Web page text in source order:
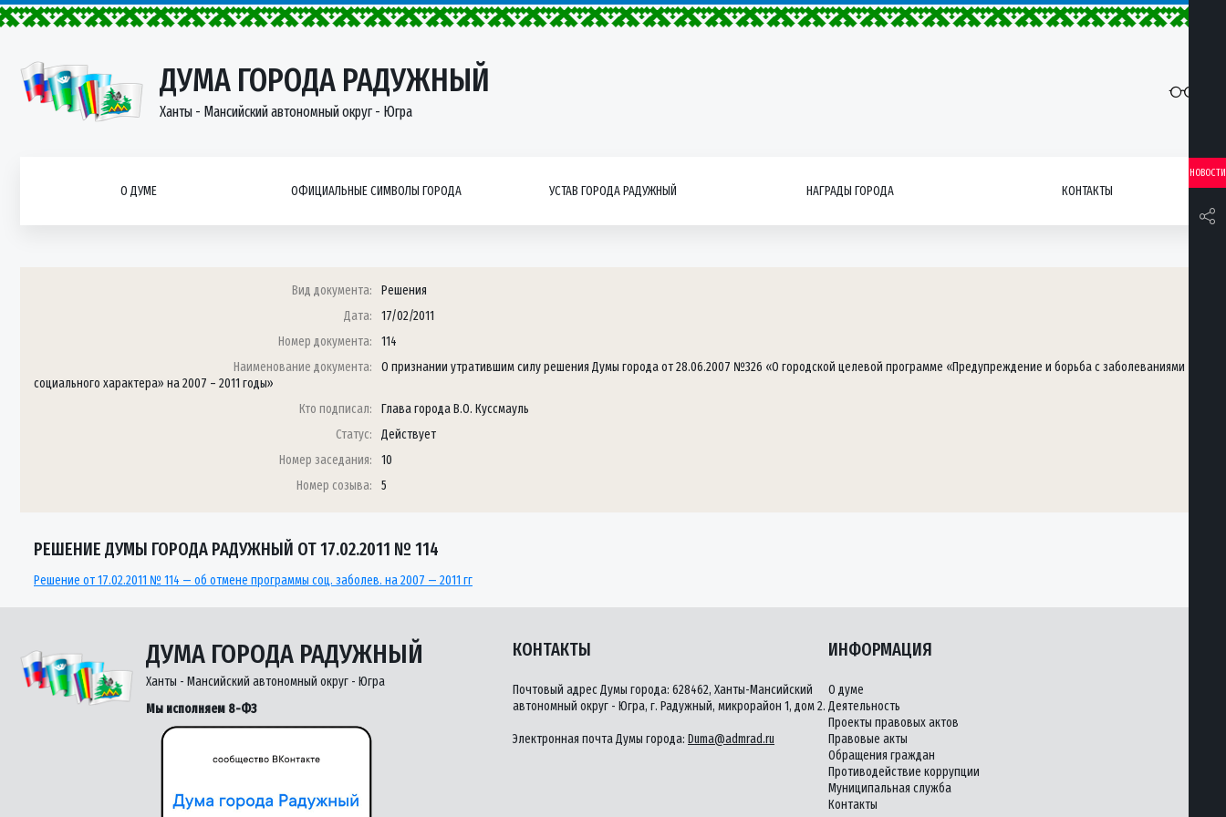
ДУМА ГОРОДА РАДУЖНЫЙ
Ханты - Мансийский автономный округ - Югра
О ДУМЕ ОФИЦИАЛЬНЫЕ СИМВОЛЫ ГОРОДА УСТАВ ГОРОДА РАДУЖНЫЙ НАГРАДЫ ГОРОДА КОНТАКТЫ
НОВОСТИ
Вид документа:
Решения
Дата:
17/02/2011
Номер документа:
114
Наименование документа:
О признании утратившим силу решения Думы города от 28.06.2007 №326 «О городской целевой программе «Предупреждение и борьба с заболеваниями
социального характера» на 2007 – 2011 годы»
Кто подписал:
Глава города В.О. Куссмауль
Статус:
Действует
Номер заседания:
10
Номер созыва:
5
РЕШЕНИЕ ДУМЫ ГОРОДА РАДУЖНЫЙ ОТ 17.02.2011 № 114
Решение от 17.02.2011 № 114 — об отмене программы соц. заболев. на 2007 — 2011 гг
ДУМА ГОРОДА РАДУЖНЫЙ
Ханты - Мансийский автономный округ - Югра
Мы исполняем 8-ФЗ
КОНТАКТЫ
Почтовый адрес Думы города: 628462, Ханты-Мансийский
автономный округ - Югра, г. Радужный, микрорайон 1, дом 2.
Электронная почта Думы города: Duma@admrad.ru
ИНФОРМАЦИЯ
О думе
Деятельность
Проекты правовых актов
Правовые акты
Обращения граждан
Противодействие коррупции
Муниципальная служба
Контакты